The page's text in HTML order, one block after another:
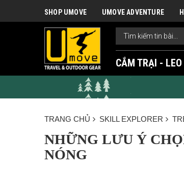
SHOP UMOVE UMOVE ADVENTURE
CẮM TRẠI - LEO
TRANG CHỦ SKILL EXPLORER
NHỮNG LƯU Ý
NÓNG